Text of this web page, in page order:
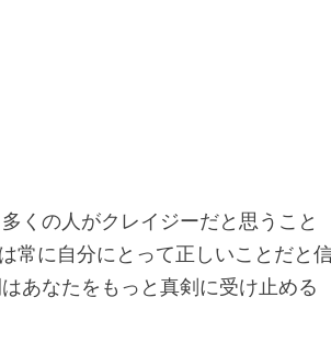
くの人がクレイジーだと思うこと
常に自分にとって正しいことだと
あなたをもっと真剣に受け止める